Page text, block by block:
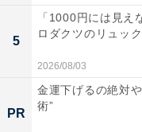
他の星座の運勢も
【10月の運勢】おう
【10月の運勢】ふた
5
「1000円には見え
ロダクツのリュッ
2026/08/03
PR
金運下げるの絶対
術”